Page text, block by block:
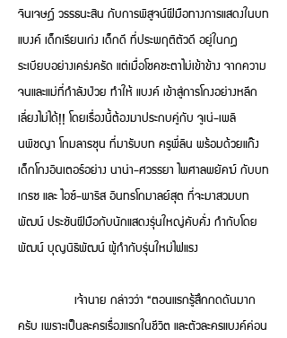
จินเจษฎ์ วรรธนะสิน กับการพิสูจน์ฝีมือทางการแสดงในบท
แบงค์ เด็กเรียนเก่ง เด็กดี ที่ประพฤติตัวดี อยู่ในกฎ
ระเบียบอย่างเคร่งครัด แต่เมื่อโชคชะตาไม่เข้าข้าง จากความ
จนและแม่ที่กําลังป่วย ทําให้ แบงค์ เข้าสู่การโกงอย่างหลีก
เลี่ยงไม่ได้!! โดยเรื่องนี้ต้องมาประกบคู่กับ จูเน่-เพลิ
นพิชญา โกมลารชุน ที่มารับบท ครูพี่ลิน พร้อมด้วยแก๊ง
เด็กโกงอินเตอร์อย่าง นาน่า-ศวรรยา ไพศาลพยัคฆ์ กับบท
เกรซ และ ไอซ์-พาริส อินทรโกมาลย์สุต ที่จะมาสวมบท
พัฒน์ ประชันฝีมือกับนักแสดงรุ่นใหญ่คับคั่ง กำกับโดย
พัฒน์ บุญนิธิพัฒน์ ผู้กำกับรุ่นใหม่ไฟแรง
เจ้านาย กล่าวว่า “ตอนแรกรู้สึกกดดันมาก
ครับ เพราะเป็นละครเรื่องแรกในชีวิต และตัวละครแบงค์ค่อน